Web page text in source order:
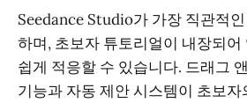
Seedance Studio가 가장 직관적
하며, 초보자 튜토리얼이 내장되
쉽게 적응할 수 있습니다. 드래그
기능과 자동 제안 시스템이 초보자